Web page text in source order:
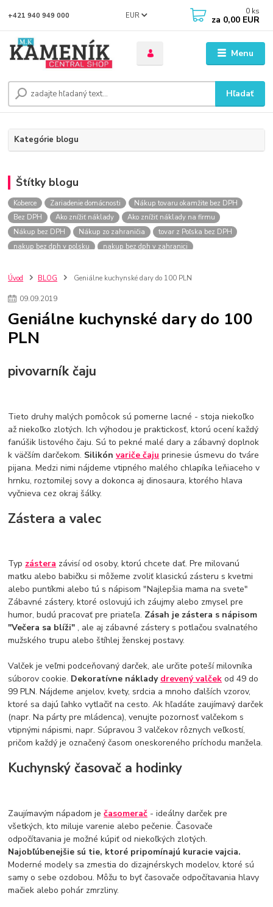
Menu
EUR
Hľadať
+421 940 949 000 0 ks
za 0,00 EUR
Kategórie blogu
Štítky blogu
Koberce Zariadenie domácnosti
Nákup tovaru okamžite bez DPH
Bez DPH
Ako znížiť náklady
Ako znížiť náklady na firmu
Nákup bez DPH
Nákup zo zahraničia
tovar z Poľska bez DPH
nakup bez dph v polsku
nakup bez dph v zahranici
nakupovanie na firmu bez dph
szco nakup bez dph
zlaté doplnky
Drezové batérie
Umyvadlové batérie
Kuchynské batérie
Drez so zásuvko
Jesenné trendy 2018
Dizajn interiériu
Úvod BLOG Geniálne kuchynské dary do 100 PLN
09.09.2019
Geniálne kuchynské dary do 100
PLN
pivovarník čaju
Tieto druhy malých pomôcok sú pomerne lacné - stoja niekoľko
až niekoľko zlotých. Ich výhodou je praktickosť, ktorú ocení každý
fanúšik listového čaju. Sú to pekné malé dary a zábavný doplnok
k väčším darčekom. Silikónvariče čaju prinesie úsmevu do tváre
pijana. Medzi nimi nájdeme vtipného malého chlapíka leňiaceho v
hrnku, roztomilej sovy a dokonca aj dinosaura, ktorého hlava
vyčnieva cez okraj šálky.
Zástera a valec
Typ zástera závisí od osoby, ktorú chcete dať. Pre milovanú
matku alebo babičku si môžeme zvoliť klasickú zásteru s kvetmi
alebo puntíkmi alebo tú s nápisom "Najlepšia mama na svete"
Zábavné zástery, ktoré oslovujú ich záujmy alebo zmysel pre
humor, budú pracovať pre priateľa. Zásah je zástera s nápisom
"Večera sa blíži", ale aj zábavné zástery s potlačou svalnatého
mužského trupu alebo štíhlej ženskej postavy.
Valček je veľmi podceňovaný darček, ale určite poteší milovníka
súborov cookie. Dekoratívne náklady drevený valček od 49 do
99 PLN. Nájdeme anjelov, kvety, srdcia a mnoho ďalších vzorov,
ktoré sa dajú ľahko vytlačiť na cesto. Ak hľadáte zaujímavý darček
(napr. Na párty pre mládenca), venujte pozornosť valčekom s
vtipnými nápismi, napr. Súpravou 3 valčekov rôznych veľkostí,
pričom každý je označený časom oneskoreného príchodu manžela.
Kuchynský časovač a hodinky
Zaujímavým nápadom ječasomerač - ideálny darček pre
všetkých, kto miluje varenie alebo pečenie. Časovače
odpočítavania je možné kúpiť od niekoľkých zlotých.
Najobľúbenejšie sú tie, ktoré pripomínajú kuracie vajcia.
Moderné modely sa zmestia do dizajnérskych modelov, ktoré sú
samy o sebe ozdobou. Môžu to byť časovače odpočítavania hlavy
mačiek alebo pohár zmrzliny.